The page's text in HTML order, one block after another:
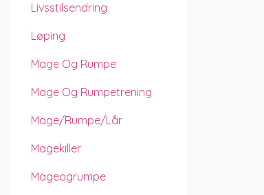
Livsstilsendring
Løping
Mage Og Rumpe
Mage Og Rumpetrening
Mage/rumpe/lår
Magekiller
Mageogrumpe